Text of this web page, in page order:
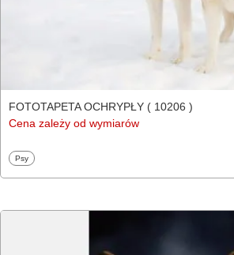
FOTOTAPETA OCHRYPŁY ( 10206 )
Cena zależy od wymiarów
Fototapety
Psy